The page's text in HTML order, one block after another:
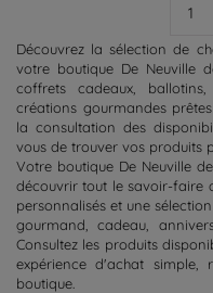
1
Découvrez la sélection de
votre boutique De Neuville
coffrets cadeaux,
créations gourmandes
la consultation des
vous de trouver vos produits
Votre boutique De Neuville
découvrir tout le savoir-faire
personnalisés et une
gourmand, cadeau,
Consultez les produits
expérience d'achat simple,
boutique.